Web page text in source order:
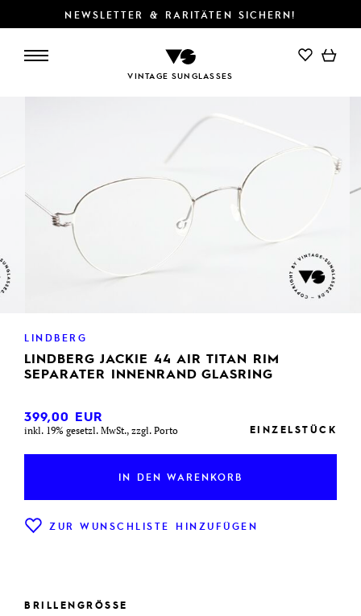
NEWSLETTER & RARITÄTEN SICHERN!
VINTAGE SUNGLASSES
IN DEN WARENKORB
LINDBERG
LINDBERG JACKIE 44 AIR TITAN RIM
SEPARATER INNENRAND GLASRING
399,00 EUR
inkl. 19% gesetzl. MwSt., zzgl. Porto EINZELSTÜCK
IN DEN WARENKORB
ZUR WUNSCHLISTE HINZUFÜGEN
BRILLENGRÖSSE